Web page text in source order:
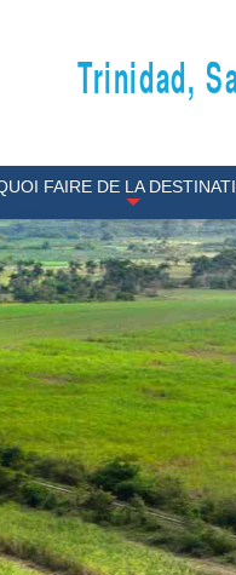
Trinidad,
FAIRE DE LA